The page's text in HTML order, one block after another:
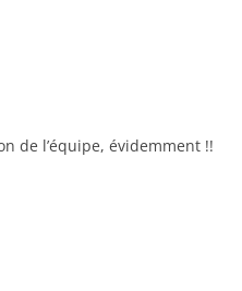
de l’équipe, évidemment !!